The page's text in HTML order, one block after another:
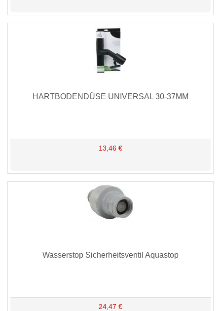
HARTBODENDÜSE UNIVERSAL 30-37MM
13,46 €
Wasserstop Sicherheitsventil Aquastop
24,47 €